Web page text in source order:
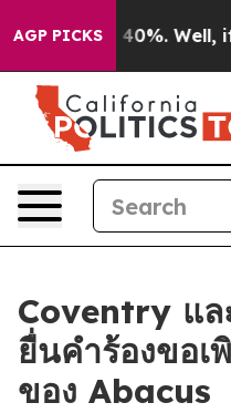
AGP PICKS
Around 40%. Well, it
Coventry แ
ยื่นคำร้องขอเ
ของ Abacus